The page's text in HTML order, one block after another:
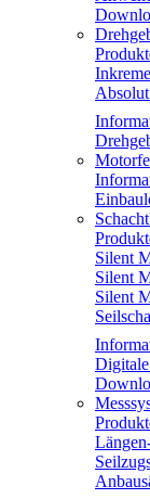
Silent
Silent
Silent